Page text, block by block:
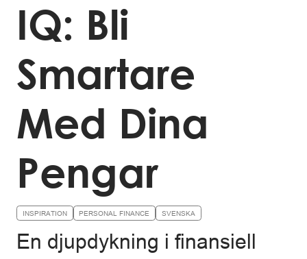
IQ: Bli
Smartare
Med Dina
Pengar
INSPIRATION PERSONAL FINANCE SVENSKA
En djupdykning i finansiell